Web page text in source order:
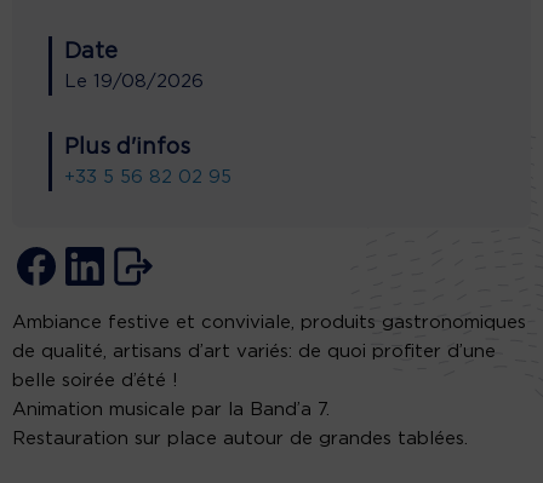
Date
Le 19/08/2026
Plus d'infos
+33 5 56 82 02 95
Ambiance festive et conviviale, produits gastronomiques
de qualité, artisans d’art variés: de quoi profiter d’une
belle soirée d’été !
Animation musicale par la Band’a 7.
Restauration sur place autour de grandes tablées.